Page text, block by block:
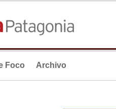
Foco Archivo